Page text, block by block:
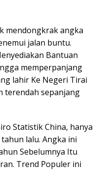
mendongkrak angka
jalan buntu.
Bantuan
memperpanjang
lahir Ke Negeri Tirai
terendah sepanjang
Statistik China, hanya
lalu. Angka ini
Sebelumnya Itu
Trend Populer ini